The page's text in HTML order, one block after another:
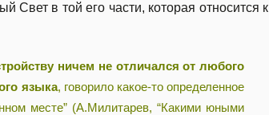
Свет в той его части, которая относится к
ничем не отличался от любого
языка, говорило какое-то определенное
месте” (А.Милитарев, “Какими юными